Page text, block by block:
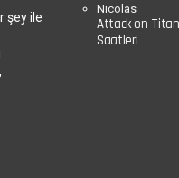
şey ile
Nicolas
Attack on Titan
Saatleri